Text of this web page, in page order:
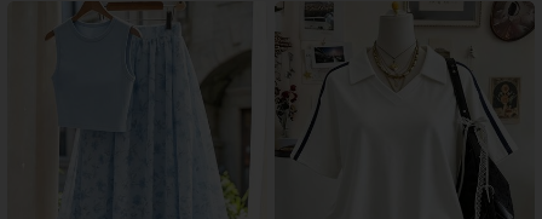
หมาะสำหรับใส่ไปทำงานประจำ
วัน ช่วยพรางหุ่นและแมตช์ได้ห
ลากหลาย เหมาะสำหรับออกไป
ข้างนอก งานสังสรรค์ ถ่ายรูป แ
ละท่องเที่ยว